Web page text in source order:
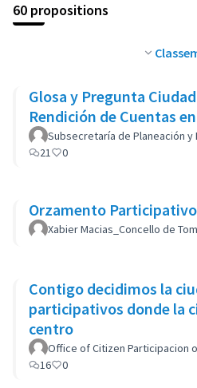
60 propositions
Glosa y Pregunta
Rendición de Cuentas
Subsecretaría de Planeación y
21
0
Orzamento
Xabier Macias_Concello de
Contigo decidimos la
participativos donde la
centro
Office of Citizen Participacion
16
0